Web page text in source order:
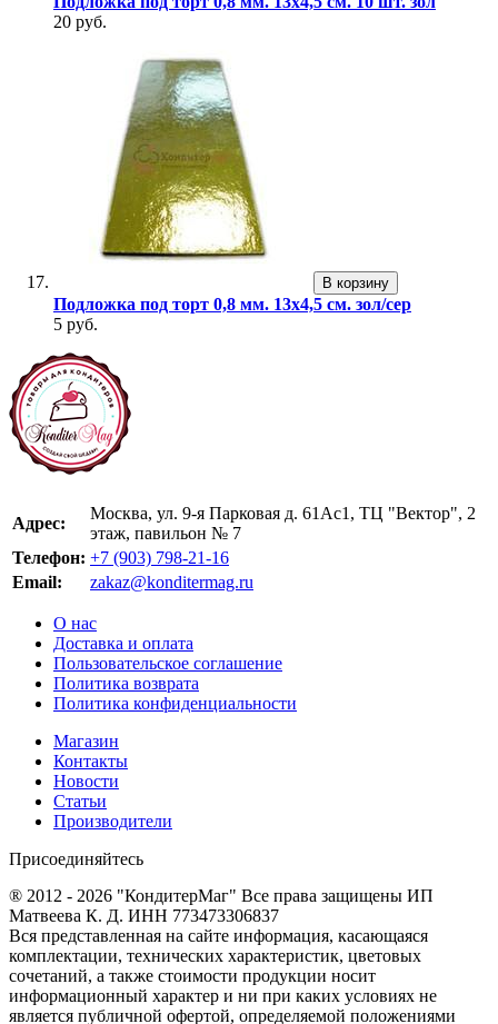
20 руб.
В корзину
Подложка под торт 0,8 мм. 13х4,5 см. зол/сер
5 руб.
Адрес:
Москва, ул. 9-я Парковая д. 61Ас1, ТЦ "Вектор", 2
этаж, павильон № 7
Телефон: +7 (903) 798-21-16
Email:
zakaz@konditermag.ru
О нас
Доставка и оплата
Пользовательское соглашение
Политика возврата
Политика конфиденциальности
Магазин
Контакты
Новости
Статьи
Производители
Присоединяйтесь
® 2012 - 2026 "КондитерМаг" Все права защищены ИП
Матвеева К. Д. ИНН 773473306837
Вся представленная на сайте информация, касающаяся
комплектации, технических характеристик, цветовых
сочетаний, а также стоимости продукции носит
информационный характер и ни при каких условиях не
является публичной офертой, определяемой положениями